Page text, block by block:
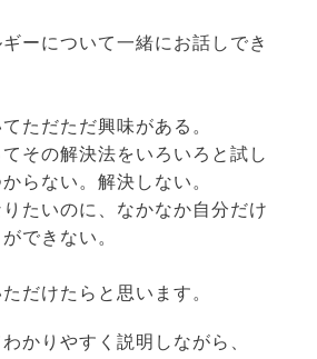
ーについて一緒にお話しでき
ただただ興味がある。
てその解決法をいろいろと試し
らない。解決しない。
りたいのに、なかなか自分だけ
できない。
だけたらと思います。
かりやすく説明しながら、